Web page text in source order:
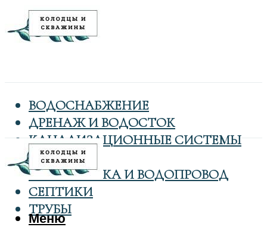
ВОДОСНАБЖЕНИЕ
ДРЕНАЖ И ВОДОСТОК
КАНАЛИЗАЦИОННЫЕ СИСТЕМЫ
КОЛОДЦЫ
САНТЕХНИКА И ВОДОПРОВОД
СЕПТИКИ
ТРУБЫ
Меню